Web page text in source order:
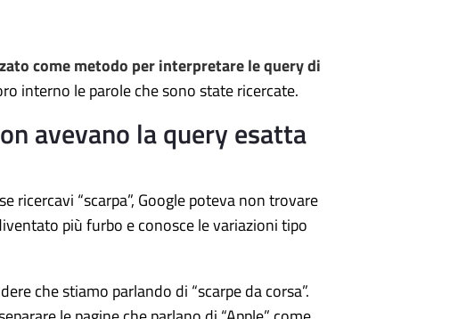
come metodo per interpretare le query di
interno le parole che sono state ricercate.
avevano la query esatta
ricercavi “scarpa”, Google poteva non trovare
più furbo e conosce le variazioni tipo
che stiamo parlando di “scarpe da corsa”.